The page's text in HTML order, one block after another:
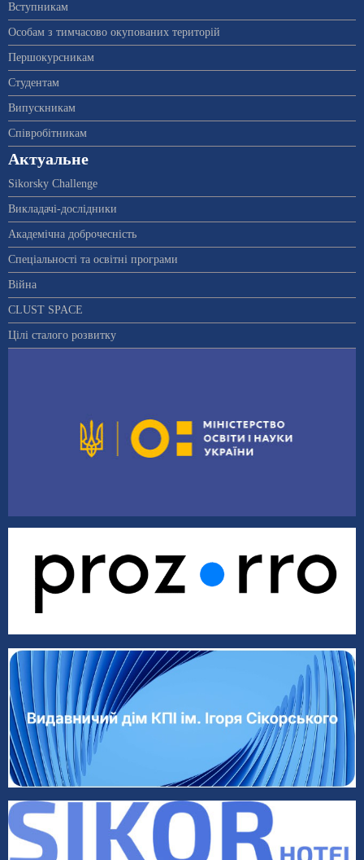
Вступникам
Особам з тимчасово окупованих територій
Першокурсникам
Студентам
Випускникам
Співробітникам
Актуальне
Sikorsky Challenge
Викладачі-дослідники
Академічна доброчесність
Спеціальності та освітні програми
Війна
CLUST SPACE
Цілі сталого розвитку